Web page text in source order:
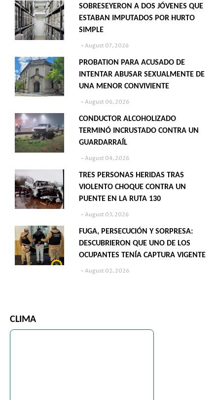
SOBRESEYERON A DOS JÓVENES QUE
ESTABAN IMPUTADOS POR HURTO
SIMPLE
August 07, 2026
PROBATION PARA ACUSADO DE
INTENTAR ABUSAR SEXUALMENTE DE
UNA MENOR CONVIVIENTE
August 06, 2026
CONDUCTOR ALCOHOLIZADO
TERMINÓ INCRUSTADO CONTRA UN
GUARDARRAÍL
August 04, 2026
TRES PERSONAS HERIDAS TRAS
VIOLENTO CHOQUE CONTRA UN
PUENTE EN LA RUTA 130
August 03, 2026
FUGA, PERSECUCIÓN Y SORPRESA:
DESCUBRIERON QUE UNO DE LOS
OCUPANTES TENÍA CAPTURA VIGENTE
August 02, 2026
CLIMA